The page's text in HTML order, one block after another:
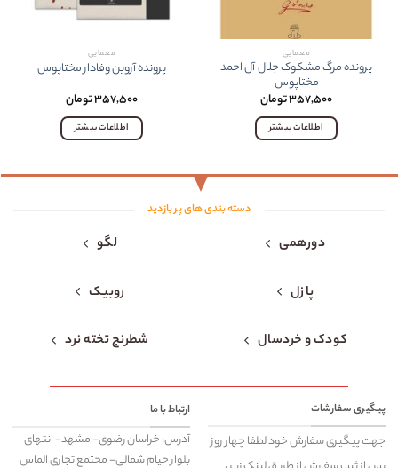
معمایی
پرونده مرگ مشکوک جلال آل احمد
مختاپوس
۳۵۷,۵۰۰تومان
اطلاعات بیشتر
معمایی
پرونده آروين وفادار مختاپوس
۳۵۷,۵۰۰تومان
اطلاعات بیشتر
دسته بندی های پر بازدید
دورهمی لگو
پازل روبیک
کودک و خردسال شطرنج تخته نرد
پیگیری سفارشات
جهت پیگیری سفارش خود لطفا چهار روز
ارتباط با ما
آدرس: خراسان رضوی- مشهد- انتهای
بلوار خیام شمالی- محتمع تجاری الماس